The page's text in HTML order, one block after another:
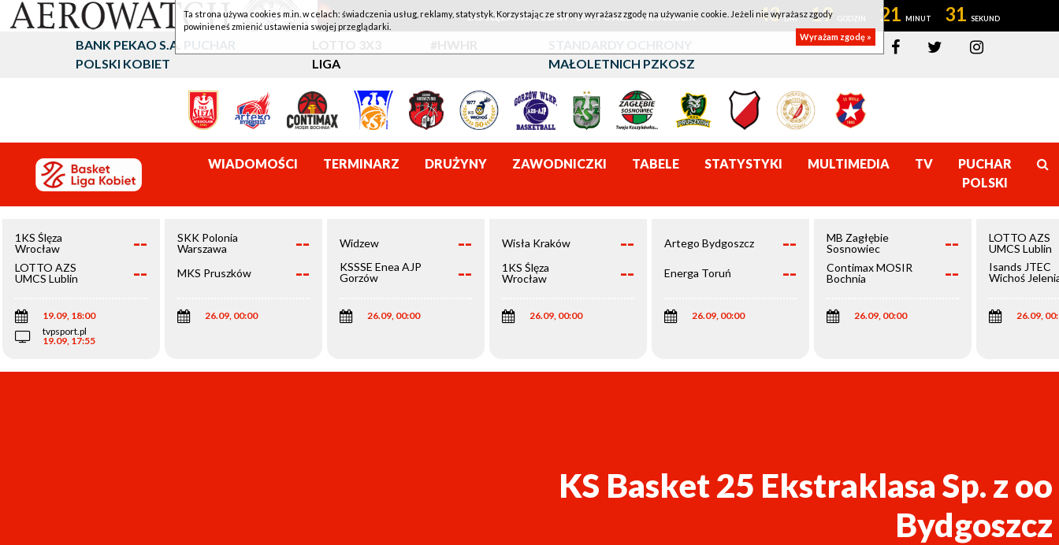
1KS ŚLĘZA WROCŁAW - LOTTO AZS UMCS LUBLIN 43 19 21 31
BANK PEKAO S.A. PUCHAR
POLSKI KOBIET
LOTTO 3X3
LIGA
#HWHR
STANDARDY OCHRONY
MAŁOLETNICH PZKOSZ
WIADOMOŚCI TERMINARZ DRUŻYNY ZAWODNICZKI TABELE STATYSTYKI MULTIMEDIA TV
PUCHAR
POLSKI
1KS Ślęza
Wrocław
--
LOTTO AZS
UMCS Lublin
--
19.09, 18:00
tvpsport.pl
19.09, 17:55
SKK Polonia
Warszawa
--
MKS Pruszków --
26.09, 00:00
Widzew --
KSSSE Enea AJP
Gorzów
--
26.09, 00:00
Wisła Kraków --
1KS Ślęza
Wrocław
--
26.09, 00:00
Artego Bydgoszcz --
Energa Toruń --
26.09, 00:00
MB Zagłębie
Sosnowiec
--
Contimax MOSIR
Bochnia
--
26.09, 00:00
LOTTO AZS
UMCS Lublin
Isands JTEC
Wichoś
26.09,
KS Basket 25 Ekstraklasa Sp. z oo
Bydgoszcz
Ta strona używa cookies m.in. w celach: świadczenia usług, reklamy, statystyk. Korzystając ze strony wyrażasz zgodę na używanie cookie. Jeżeli nie wyrażasz zgody
powinieneś zmienić ustawienia swojej przeglądarki.
Wyrażam zgodę »